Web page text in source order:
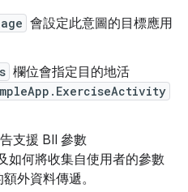
會設定此意圖的目標應用
欄位會指定目的地活
支援 BII 參數
如何將收集自使用者的參數
外資料傳遞。